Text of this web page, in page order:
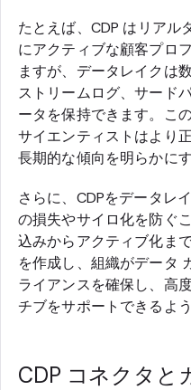
たとえば、CDP はリアル
にアクティブな顧客プロ
ますが、データレイクは
ストリームログ、サード
ータを保持できます。こ
サイエンティストはより
長期的な傾向を明らかに
さらに、CDPをデータレ
の損失やサイロ化を防ぐ
込みからアクティブ化ま
を作成し、組織がデータ
ライアンスを確保し、高
チブをサポートできるよう
CDP コネクタと